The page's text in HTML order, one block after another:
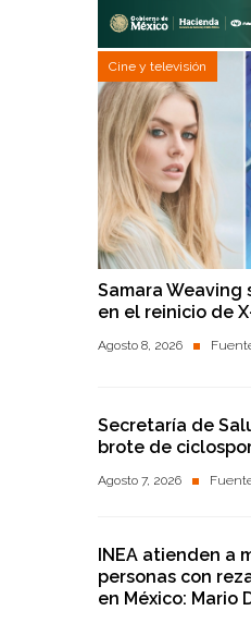
Cine y televisión
Samara Weaving
en el reinicio de
Agosto 8, 2026
Secretaría de
brote de
Agosto 7, 2026
INEA atienden a
personas con
en México: Mario